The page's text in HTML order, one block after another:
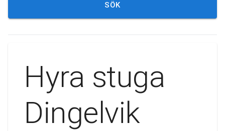
SÖK
Hyra stuga
Dingelvik